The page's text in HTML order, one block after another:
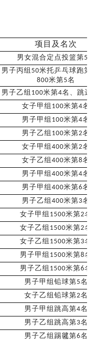
项目及名次
男女混合定点投篮第5
男子丙组 50米托乒乓球跑第
800米第5名
男子乙组 100米第4名、跳远
女子甲组 100米第4名
男子甲组 100米第4名
男子乙组 100米第2名
女子甲组 400米第2名
女子乙组 400米第8名
男子甲组 400米第4名
男子甲组 400米第6名
男子乙组 400米第3名
女子甲组 1500米第2名
女子乙组 1500米第2名
女子乙组 1500米第3名
男子甲组 1500米第8名
男子乙组 1500米第6名
男子甲组铅球第5名
女子乙组铅球第2名
男子甲组跳高第4名
男子乙组跳高第3名
男子乙组踢毽第6名